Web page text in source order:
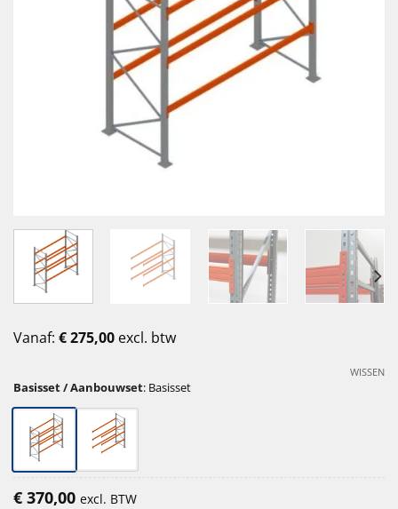
Vanaf: €275,00 excl. btw
Basisset / Aanbouwset: Basisset
WISSEN
€ 370,00 excl. BTW